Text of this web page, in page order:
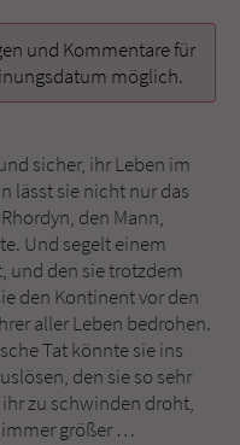
und Kommentare für
möglich.
sicher, ihr Leben im
lässt sie nicht nur das
den Mann,
Und segelt einem
und den sie trotzdem
den Kontinent vor den
aller Leben bedrohen.
Tat könnte sie ins
den sie so sehr
zu schwinden droht,
immer größer …
einzelner Buchtitel
GmbH & Co. KG